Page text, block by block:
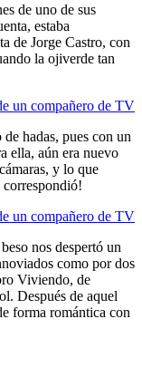
de uno de sus
estaba
de Jorge Castro, con
la ojiverde tan
hadas, pues con un
ella, aún era nuevo
y lo que
correspondió!
nos despertó un
como por dos
Viviendo, de
Después de aquel
forma romántica con